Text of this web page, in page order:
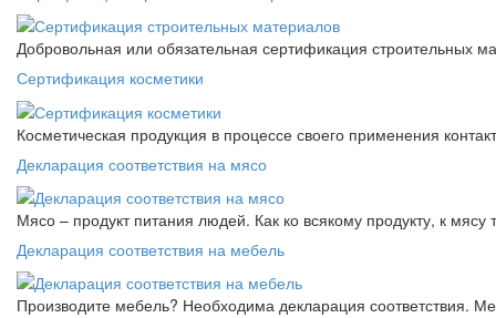
Добровольная или обязательная сертификация строительных
Сертификация косметики
Косметическая продукция в процессе своего применения
Декларация соответствия на мясо
Мясо – продукт питания людей. Как ко всякому продукту, к мясу
Декларация соответствия на мебель
Производите мебель? Необходима декларация соответствия.